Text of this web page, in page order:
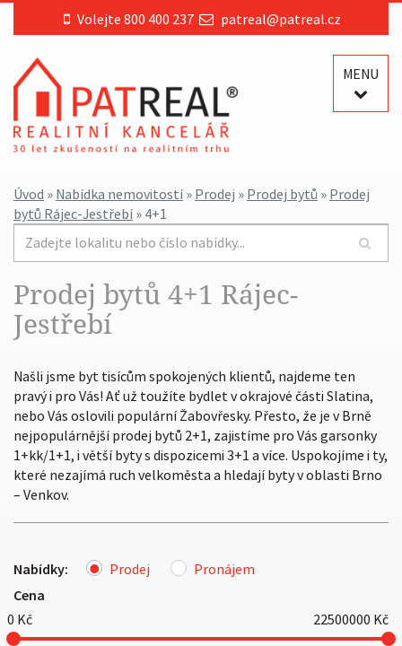
Volejte 800 400 237 patreal@patreal.cz
MENU
Úvod » Nabídka nemovitostí » Prodej » Prodej bytů » Prodej
bytů Rájec-Jestřebí » 4+1
Prodej bytů 4+1 Rájec-
Jestřebí
Našli jsme byt tisícům spokojených klientů, najdeme ten
pravý i pro Vás! Ať už toužíte bydlet v okrajové části Slatina,
nebo Vás oslovili populární Žabovřesky. Přesto, že je v Brně
nejpopulárnější prodej bytů 2+1, zajistíme pro Vás garsonky
1+kk/1+1, i větší byty s dispozicemi 3+1 a více. Uspokojíme i ty,
které nezajímá ruch velkoměsta a hledají byty v oblasti Brno
– Venkov.
Nabídky: Prodej
Pronájem
Cena
0 Kč 22500000 Kč